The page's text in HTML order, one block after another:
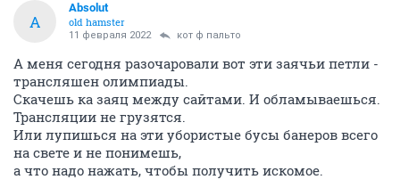
A
Absolut
old hamster
11 февраля 2022 кот ф пальто
А меня сегодня разочаровали вот эти заячьи петли -
трансляшен олимпиады.
Скачешь ка заяц между сайтами. И обламываешься.
Трансляции не грузятся.
Или лупишься на эти убористые бусы банеров всего
на свете и не понимешь,
а что надо нажать, чтобы получить искомое.